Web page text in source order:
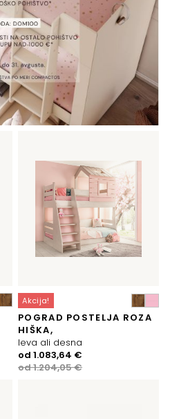
Akcija!
POGRAD POSTELJA ROZA
HIŠKA,
leva ali desna
od1.204,05€
Izvirna
cena
od 1.083,64 €
Trenutna
cena